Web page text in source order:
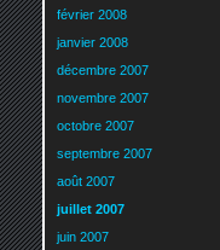
février 2008
janvier 2008
décembre 2007
novembre 2007
octobre 2007
septembre 2007
août 2007
juillet 2007
juin 2007